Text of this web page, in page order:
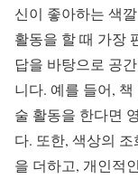
신이 좋아하는 색
활동을 할 때 가장
답을 바탕으로 공
니다. 예를 들어,
술 활동을 한다면
다. 또한, 색상의
을 더하고, 개인적